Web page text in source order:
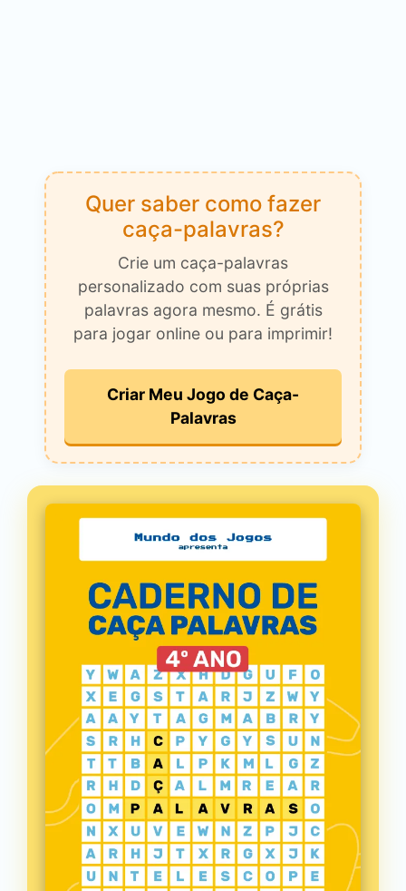
Quer saber como fazer
caça-palavras?
Crie um caça-palavras
personalizado com suas próprias
palavras agora mesmo. É grátis
para jogar online ou para imprimir!
Criar Meu Jogo de Caça-
Palavras